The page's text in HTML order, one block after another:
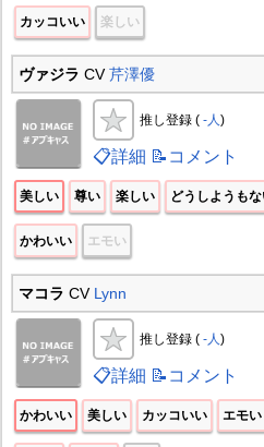
カッコいい 楽しい
ヴァジラ CV芹澤優
推し登録 ( -人)
📋詳細 📝コメント
美しい 尊い 楽しい どうしようもな
かわいい エモい
マコラ CV Lynn
推し登録 ( -人)
📋詳細 📝コメント
かわいい 美しい カッコいい エモい